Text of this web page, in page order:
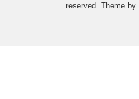
reserved.Theme by